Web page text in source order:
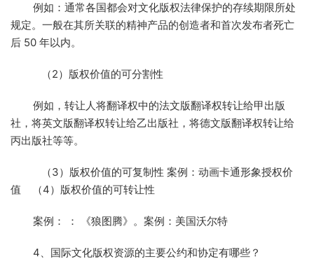
例如：通常各国都会对文化版权法律保护的存续期限所处
规定。一般在其所关联的精神产品的创造者和首次发布者死亡
后 50 年以内。
（2）版权价值的可分割性
例如，转让人将翻译权中的法文版翻译权转让给甲出版
社，将英文版翻译权转让给乙出版社，将德文版翻译权转让给
丙出版社等等。
（3）版权价值的可复制性 案例：动画卡通形象授权价
值 （4）版权价值的可转让性
案例： ： 《狼图腾》。案例：美国沃尔特
4、国际文化版权资源的主要公约和协定有哪些？